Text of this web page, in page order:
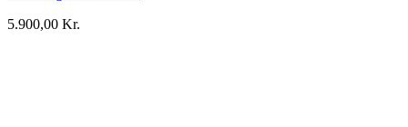
5.900,00 Kr.